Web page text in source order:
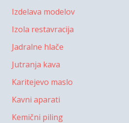
Izdelava modelov
Izola restavracija
Jadralne hlače
Jutranja kava
Karitejevo maslo
Kavni aparati
Kemični piling